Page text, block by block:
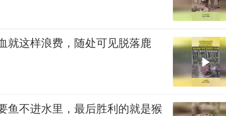
就这样浪费，随处可见脱落鹿
鱼不进水里，最后胜利的就是猴